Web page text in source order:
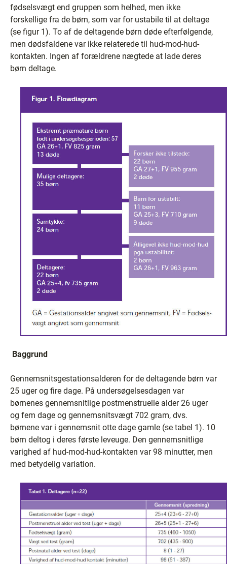
fødselsvægt end gruppen som helhed, men ikke
forskellige fra de børn, som var for ustabile til at deltage
(se figur 1). To af de deltagende børn døde efterfølgende,
men dødsfaldene var ikke relaterede til hud-mod-hud-
kontakten. Ingen af forældrene nægtede at lade deres
børn deltage.
Baggrund
Gennemsnitsgestationsalderen for de deltagende børn var
25 uger og fire dage. På undersøgelsesdagen var
børnenes gennemsnitlige postmenstruelle alder 26 uger
og fem dage og gennemsnitsvægt 702 gram, dvs.
børnene var i gennemsnit otte dage gamle (se tabel 1). 10
børn deltog i deres første leveuge. Den gennemsnitlige
varighed af hud-mod-hud-kontakten var 98 minutter, men
med betydelig variation.